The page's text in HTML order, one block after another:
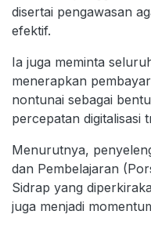
disertai pengawasan
efektif.
Ia juga meminta
menerapkan
nontunai sebagai
percepatan digitalisasi
Menurutnya,
dan Pembelajaran
Sidrap yang
juga menjadi